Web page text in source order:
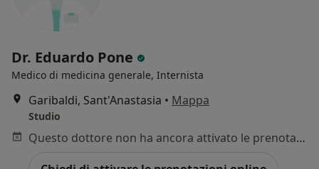
Dr. Eduardo Pone
Medico di medicina generale, Internista
Garibaldi, Sant'Anastasia • Mappa
Studio
Questo dottore non ha ancora attivato le prenotazioni online presso questo indirizzo.